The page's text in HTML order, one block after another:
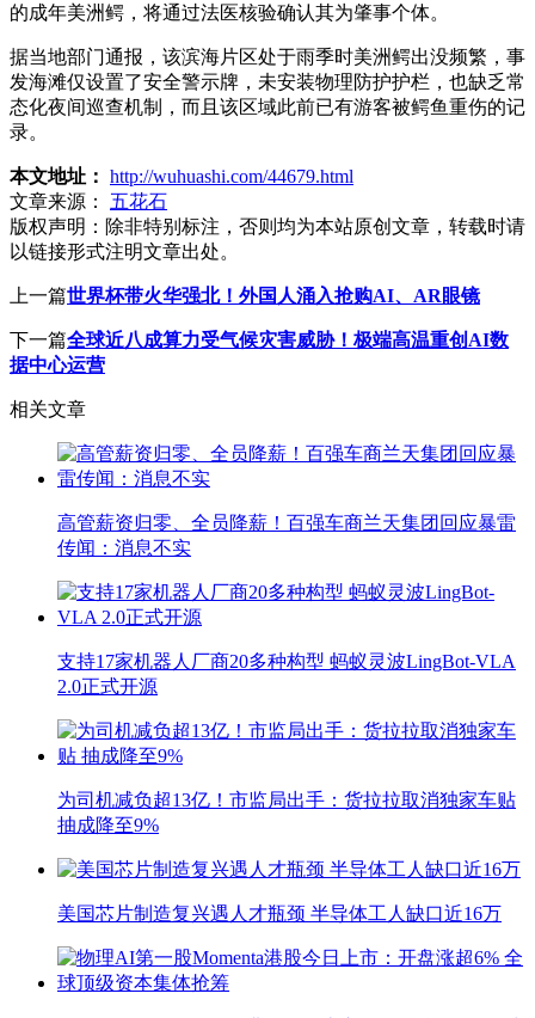
的成年美洲鳄，将通过法医核验确认其为肇事个体。
据当地部门通报，该滨海片区处于雨季时美洲鳄出没频繁，事
发海滩仅设置了安全警示牌，未安装物理防护护栏，也缺乏常
态化夜间巡查机制，而且该区域此前已有游客被鳄鱼重伤的记
录。
本文地址： http://wuhuashi.com/44679.html
文章来源：
五花石
版权声明： 除非特别标注，否则均为本站原创文章，转载时请
以链接形式注明文章出处。
上一篇世界杯带火华强北！外国人涌入抢购AI、AR眼镜
下一篇全球近八成算力受气候灾害威胁！极端高温重创AI数
据中心运营
相关文章
高管薪资归零、全员降薪！百强车商兰天集团回应暴雷
传闻：消息不实
支持17家机器人厂商20多种构型 蚂蚁灵波LingBot-VLA
2.0正式开源
为司机减负超13亿！市监局出手：货拉拉取消独家车贴
抽成降至9%
美国芯片制造复兴遇人才瓶颈 半导体工人缺口近16万